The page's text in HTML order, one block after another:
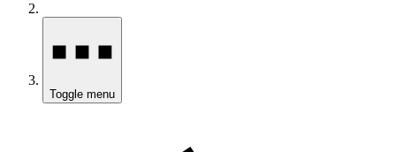
Toggle menu